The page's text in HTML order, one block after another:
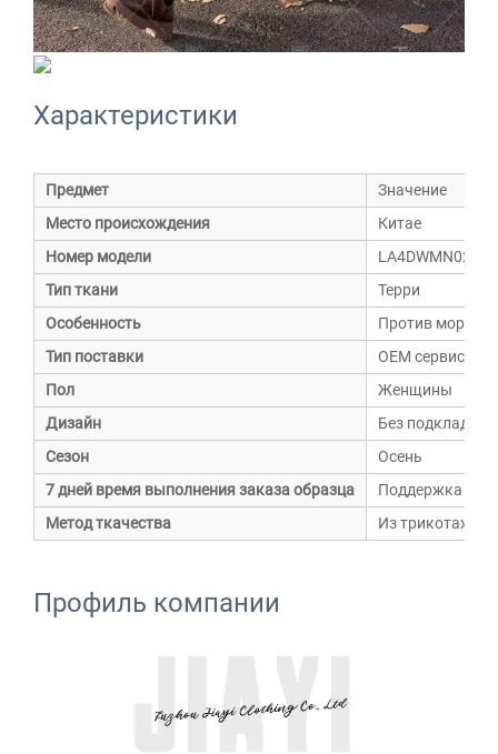
Характеристики
Предмет
Значение
Место происхождения
Китае
Номер модели
LA4DWMN0249
Тип ткани
Терри
Особенность
Против морщин
Тип поставки
OEM сервис
Пол
Женщины
Дизайн
Без подкладки
Сезон
Осень
7 дней время выполнения заказа образца
Поддержка
Метод ткачества
Из трикотажа
Профиль компании